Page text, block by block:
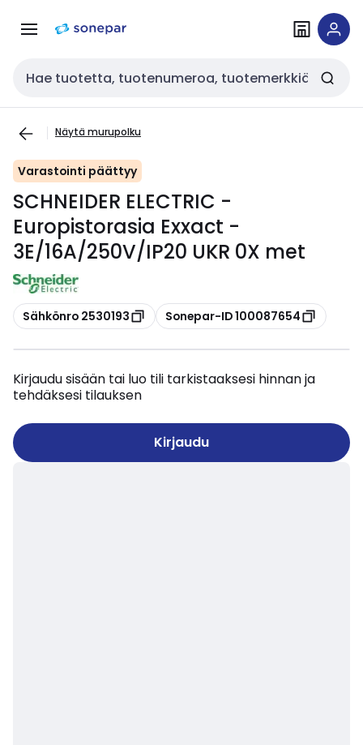
navigointiinsisältöön
Haku
Näytä murupolku
Varastointi päättyy
SCHNEIDER ELECTRIC -
Europistorasia Exxact -
3E/16A/250V/IP20 UKR 0X met
Kopioi
Sähkönro 2530193 Kopioi
Sonepar-ID 100087654
Kirjaudu sisään tai luo tili tarkistaaksesi hinnan ja
tehdäksesi tilauksen
Kirjaudu